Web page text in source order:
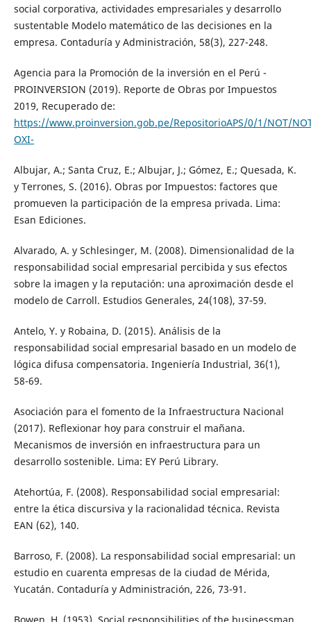
social corporativa, actividades empresariales y desarrollo
sustentable Modelo matemático de las decisiones en la
empresa. Contaduría y Administración, 58(3), 227-248.
Agencia para la Promoción de la inversión en el Perú -
PROINVERSION (2019). Reporte de Obras por Impuestos
2019, Recuperado de:
https://www.proinversion.gob.pe/RepositorioAPS/0/1/NOT/
OXI-
Albujar, A.; Santa Cruz, E.; Albujar, J.; Gómez, E.; Quesada, K.
y Terrones, S. (2016). Obras por Impuestos: factores que
promueven la participación de la empresa privada. Lima:
Esan Ediciones.
Alvarado, A. y Schlesinger, M. (2008). Dimensionalidad de la
responsabilidad social empresarial percibida y sus efectos
sobre la imagen y la reputación: una aproximación desde el
modelo de Carroll. Estudios Generales, 24(108), 37-59.
Antelo, Y. y Robaina, D. (2015). Análisis de la
responsabilidad social empresarial basado en un modelo de
lógica difusa compensatoria. Ingeniería Industrial, 36(1),
58-69.
Asociación para el fomento de la Infraestructura Nacional
(2017). Reflexionar hoy para construir el mañana.
Mecanismos de inversión en infraestructura para un
desarrollo sostenible. Lima: EY Perú Library.
Atehortúa, F. (2008). Responsabilidad social empresarial:
entre la ética discursiva y la racionalidad técnica. Revista
EAN (62), 140.
Barroso, F. (2008). La responsabilidad social empresarial: un
estudio en cuarenta empresas de la ciudad de Mérida,
Yucatán. Contaduría y Administración, 226, 73-91.